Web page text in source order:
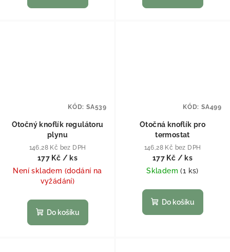
Otočný knoflík regulátoru
plynu
146,28 Kč bez DPH
177 Kč / ks
Není skladem (dodání na
vyžádání)
Do košíku
KÓD: SA539
Otočná knoflík pro
termostat
146,28 Kč bez DPH
177 Kč / ks
Skladem(1 ks)
Do košíku
KÓD: SA499